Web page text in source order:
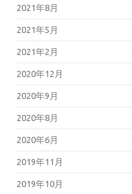
2021年8月
2021年5月
2021年2月
2020年12月
2020年9月
2020年8月
2020年6月
2019年11月
2019年10月